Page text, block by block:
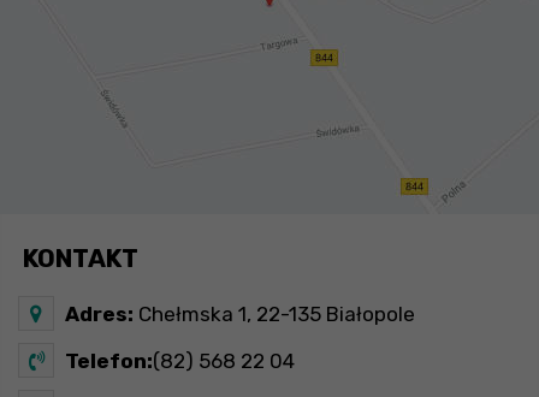
KONTAKT
Adres: Chełmska 1, 22-135 Białopole
Telefon:(82) 568 22 04